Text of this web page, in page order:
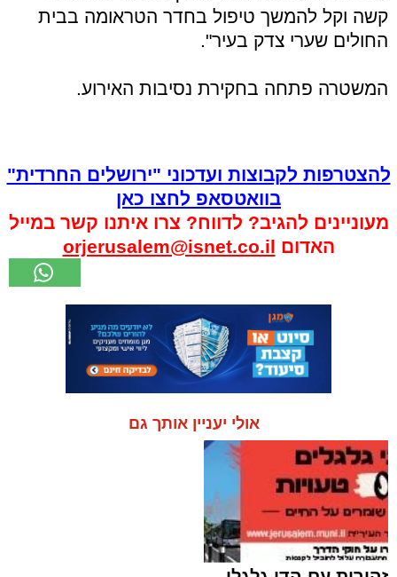
קשה וקל להמשך טיפול בחדר הטראומה בבית
החולים שערי צדק בעיר".
המשטרה פתחה בחקירת נסיבות האירוע.
להצטרפות לקבוצות ועדכוני "ירושלים החרדית"
בוואטסאפ לחצו כאן
מעוניינים להגיב? לדווח? צרו איתנו קשר במייל
האדום orjerusalem@isnet.co.il
אולי יעניין אותך גם